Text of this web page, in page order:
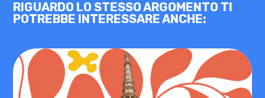
RIGUARDO LO STESSO ARGOMENTO TI
POTREBBE INTERESSARE ANCHE: